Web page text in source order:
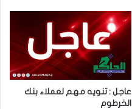
عاجل : تنويه مهم لعملاء بنك
الخرطوم